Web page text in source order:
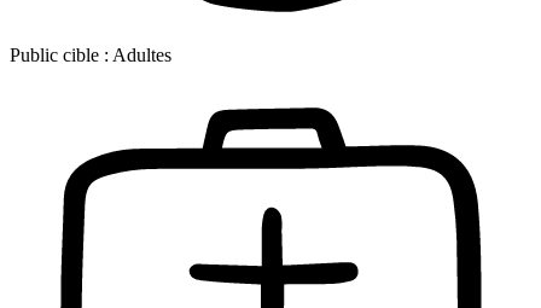
Public cible : Adultes